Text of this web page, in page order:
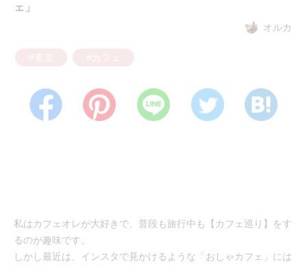
ェ」
オルカ
私はカフェオレが大好きで、普段も旅行中も【カフェ巡り】をす
るのが趣味です。
しかし最近は、インスタで見かけるような「おしゃカフェ」には